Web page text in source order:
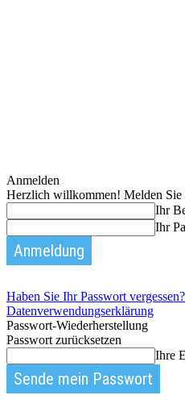
Anmelden
Herzlich willkommen! Melden Sie
Ihr
Ihr
Haben Sie Ihr Passwort
Datenverwendungserklärung
Passwort-Wiederherstellung
Passwort zurücksetzen
Ihre